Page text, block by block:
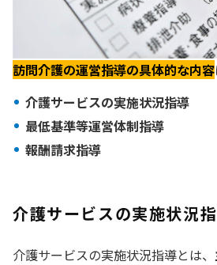
訪問介護の運営指導の具体的な内容
介護サービスの実施状況指導
最低基準等運営体制指導
報酬請求指導
介護サービスの実施状況
介護サービスの実施状況指導とは、